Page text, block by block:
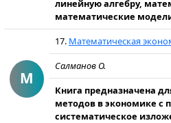
линейную алгебру,
математические
М
17. Математическая
Салманов О.
Книга предназначена
методов в экономике с
систематическое